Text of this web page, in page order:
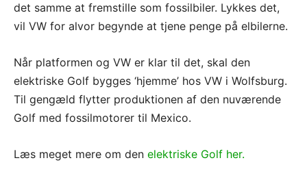
det samme at fremstille som fossilbiler. Lykkes det,
vil VW for alvor begynde at tjene penge på elbilerne.
Når platformen og VW er klar til det, skal den
elektriske Golf bygges ‘hjemme’ hos VW i Wolfsburg.
Til gengæld flytter produktionen af den nuværende
Golf med fossilmotorer til Mexico.
Læs meget mere om den elektriske Golf her.